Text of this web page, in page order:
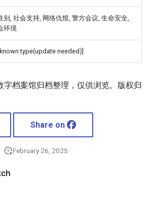
别, 社会支持, 网络仇恨, 警方会议, 生命安全,
环境
type(update needed)]
字档案馆归档整理，仅供浏览。版权归
Share on
February 26, 2025